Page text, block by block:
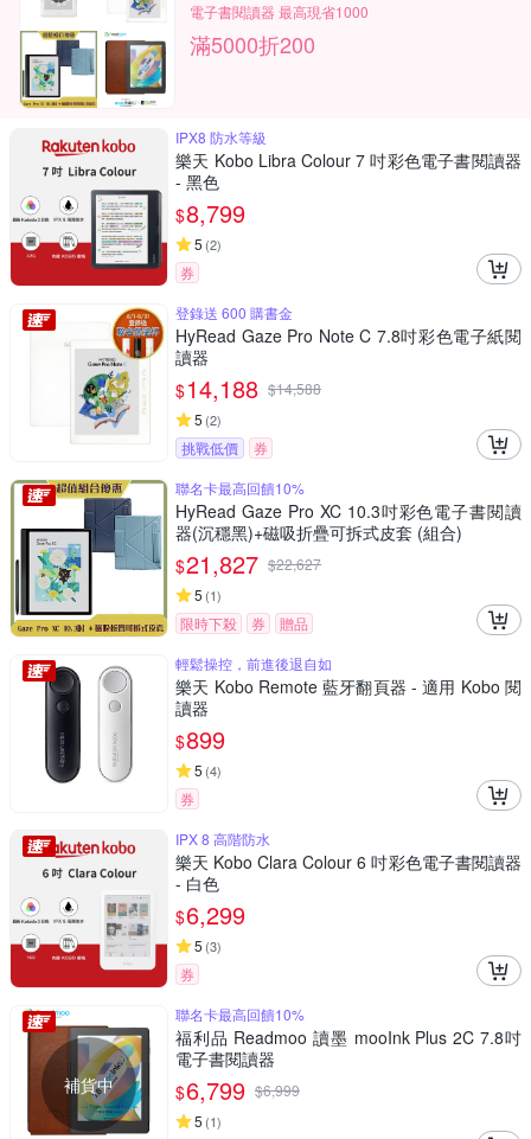
電子書閱讀器 最高現省1000
滿5000折200
IPX8 防水等級
樂天 Kobo Libra Colour 7 吋彩色電子書閱讀器
- 黑色
$8,799
5 (2)
券
登錄送 600 購書金
HyRead Gaze Pro Note C 7.8吋彩色電子紙閱
讀器
$14,188 $14,588
5 (2)
挑戰低價
券
聯名卡最高回饋10%
HyRead Gaze Pro XC 10.3吋彩色電子書閱讀
器(沉穩黑)+磁吸折疊可拆式皮套 (組合)
$21,827 $22,627
5 (1)
限時下殺 券
贈品
輕鬆操控，前進後退自如
樂天 Kobo Remote 藍牙翻頁器 - 適用 Kobo 閱
讀器
$899
5 (4)
券
IPX 8 高階防水
樂天 Kobo Clara Colour 6 吋彩色電子書閱讀器
- 白色
$6,299
5 (3)
券
補貨中
聯名卡最高回饋10%
福利品 Readmoo 讀墨 mooInk Plus 2C 7.8吋
電子書閱讀器
$6,799 $6,999
5 (1)